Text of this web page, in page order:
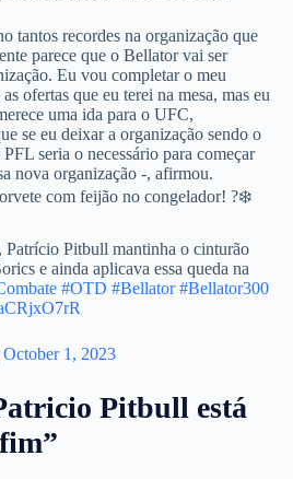
tantos recordes na organização que
parece que o Bellator vai ser
Eu vou completar o meu
ofertas que eu terei na mesa, mas eu
uma ida para o UFC,
se eu deixar a organização sendo o
seria o necessário para começar
nova organização -, afirmou.
com feijão no congelador! ?❄️
Patrício Pitbull mantinha o cinturão
e ainda aplicava essa queda na
#OTD #Bellator #Bellator300
October 1, 2023
Pitbull está